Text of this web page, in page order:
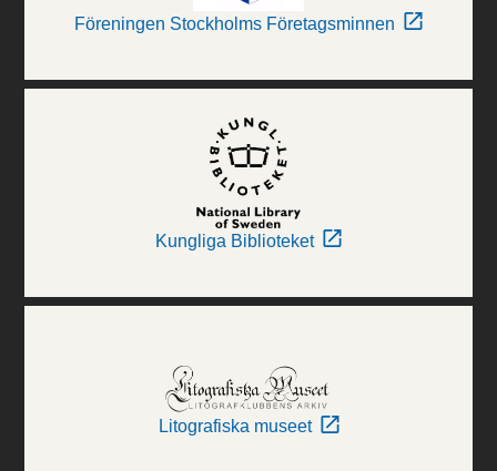
Föreningen Stockholms Företagsminnen
Kungliga Biblioteket
Litografiska museet